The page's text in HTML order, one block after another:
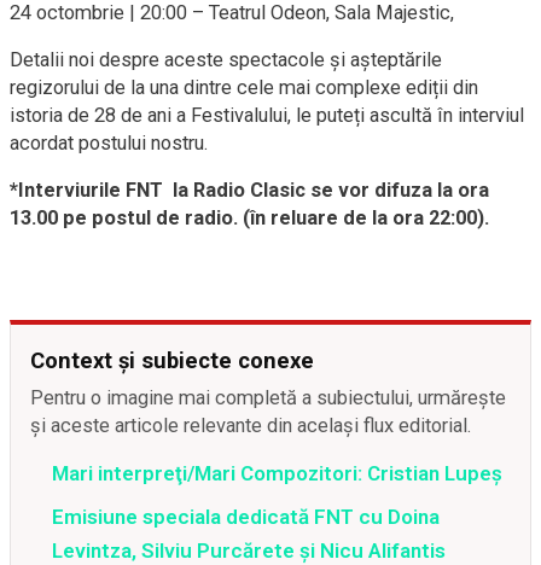
24 octombrie | 20:00 – Teatrul Odeon, Sala Majestic,
Detalii noi despre aceste spectacole și așteptările
regizorului de la una dintre cele mai complexe ediții din
istoria de 28 de ani a Festivalului, le puteți ascultă în interviul
acordat postului nostru.
*Interviurile FNT la Radio Clasic se vor difuza la ora
13.00 pe postul de radio. (în reluare de la ora 22:00).
Context și subiecte conexe
Pentru o imagine mai completă a subiectului, urmărește
și aceste articole relevante din același flux editorial.
Mari interpreţi/Mari Compozitori: Cristian Lupeș
Emisiune speciala dedicată FNT cu Doina
Levintza, Silviu Purcărete şi Nicu Alifantis